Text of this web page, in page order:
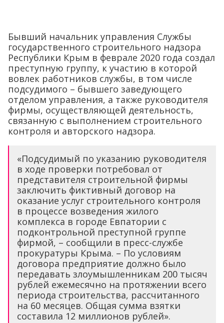
Бывший начальник управления Службы
государственного строительного надзора
Республики Крым в феврале 2020 года создал
преступную группу, к участию в которой
вовлек работников службы, в том числе
подсудимого – бывшего заведующего
отделом управления, а также руководителя
фирмы, осуществляющей деятельность,
связанную с выполнением строительного
контроля и авторского надзора.
«Подсудимый по указанию руководителя
в ходе проверки потребовал от
представителя строительной фирмы
заключить фиктивный договор на
оказание услуг строительного контроля
в процессе возведения жилого
комплекса в городе Евпатории с
подконтрольной преступной группе
фирмой, – сообщили в пресс-службе
прокуратуры Крыма. – По условиям
договора предприятие должно было
передавать злоумышленникам 200 тысяч
рублей ежемесячно на протяжении всего
периода строительства, рассчитанного
на 60 месяцев. Общая сумма взятки
составила 12 миллионов рублей».